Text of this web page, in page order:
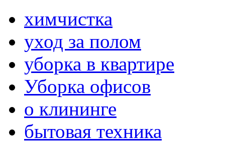
химчистка
уход за полом
уборка в квартире
Уборка офисов
о клининге
бытовая техника